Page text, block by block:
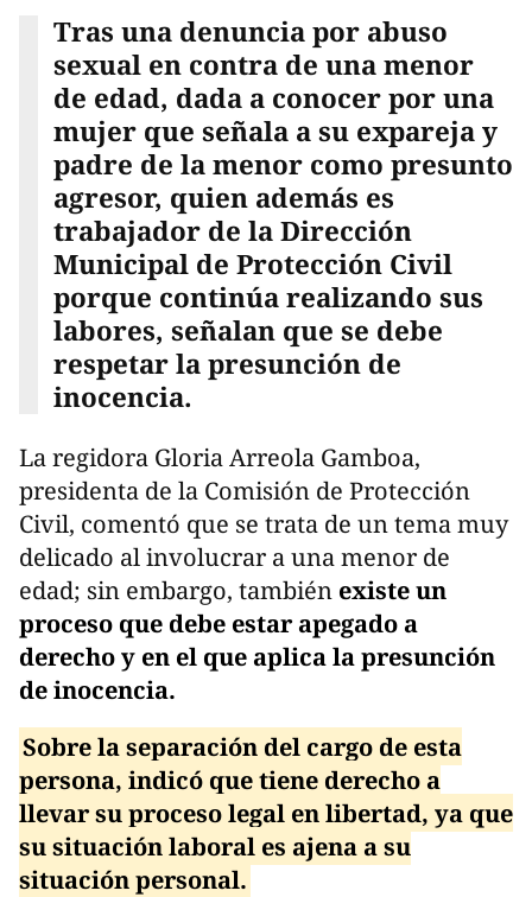
Tras una denuncia por abuso
sexual en contra de una menor
de edad, dada a conocer por una
mujer que señala a su expareja y
padre de la menor como presunto
agresor, quien además es
trabajador de la Dirección
Municipal de Protección Civil
porque continúa realizando sus
labores, señalan que se debe
respetar la presunción de
inocencia.
La regidora Gloria Arreola Gamboa,
presidenta de la Comisión de Protección
Civil, comentó que se trata de un tema muy
delicado al involucrar a una menor de
edad; sin embargo, también existe un
proceso que debe estar apegado a
derecho y en el que aplica la presunción
de inocencia.
Sobre la separación del cargo de esta
persona, indicó que tiene derecho a
llevar su proceso legal en libertad, ya que
su situación laboral es ajena a su
situación personal.